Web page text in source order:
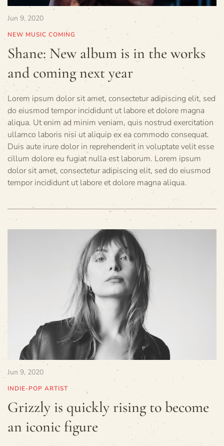
Jun 9, 2020
NEW MUSIC COMING
Shane: New album is in the works
and coming next year
Lorem ipsum dolor sit amet, consectetur adipiscing elit, sed
do eiusmod tempor incididunt ut labore et dolore magna
aliqua. Ut enim ad minim veniam, quis nostrud exercitation
ullamco laboris nisi ut aliquip ex ea commodo consequat.
Duis aute irure dolor in reprehenderit in voluptate velit esse
cillum dolore eu fugiat nulla est laborum. Lorem ipsum
dolor sit amet, consectetur adipiscing elit, sed do eiusmod
tempor incididunt ut labore et dolore magna aliqua.
Jun 9, 2020
INDIE-POP ARTIST
Grizzly is quickly rising to become
an iconic figure